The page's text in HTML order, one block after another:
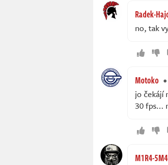
Radek-
no, tak
Motoko
jo čekájí
30 fps...
M1R4-